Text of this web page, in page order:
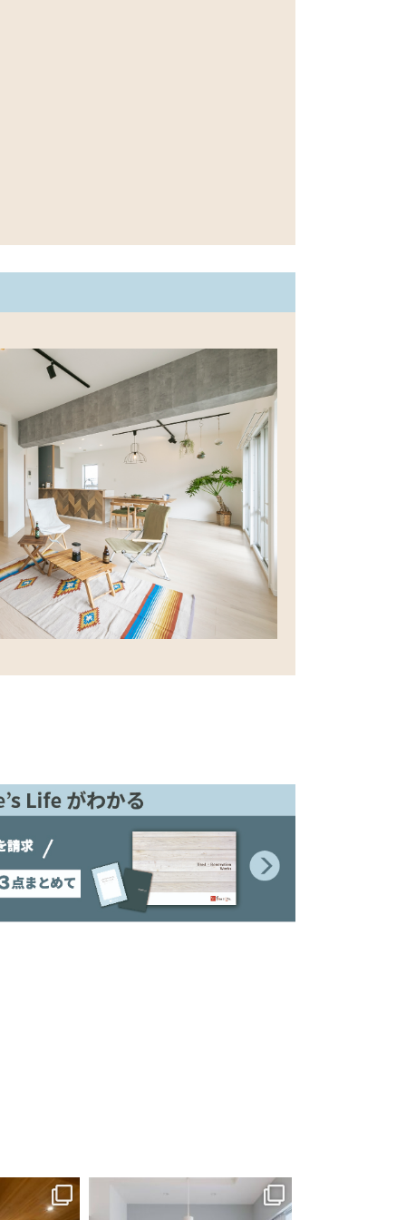
かみをプラ 【子育て期を楽しむ家】